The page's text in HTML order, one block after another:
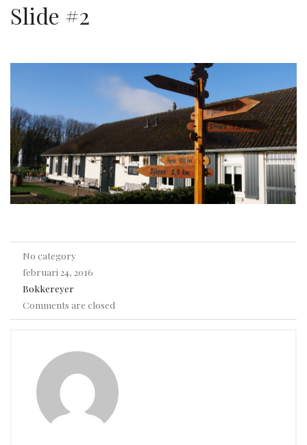
Slide #2
No category
februari 24, 2016
Bokkereyer
Comments are closed